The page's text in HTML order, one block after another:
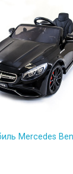
Mercedes